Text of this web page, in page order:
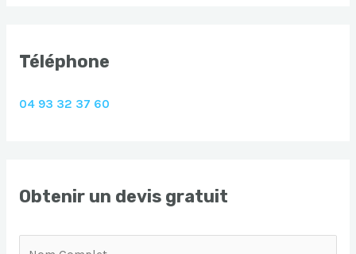
toit
Draguignan
Téléphone
04 93 32 37 60
Obtenir un devis gratuit